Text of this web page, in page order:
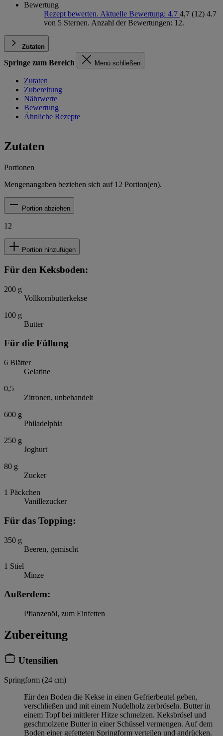
Bewertung
Rezept bewerten. Aktuelle Bewertung: 4.7 4,7 (12) 4.7
von 5 Sternen. Anzahl der Bewertungen: 12.
Zutaten
Springe zum Bereich Menü schließen
Zutaten
Zubereitung
Nährwerte
Bewertung
Ähnliche Rezepte
Zutaten
Portionen
Mengenangaben beziehen sich auf 12 Portion(en).
Portion abziehen
12
Portion hinzufügen
Für den Keksboden:
200 g
Vollkornbutterkekse
100 g
Butter
Für die Füllung
6 Blätter
Gelatine
0,5
Zitronen, unbehandelt
600 g
Philadelphia
250 g
Joghurt
80 g
Zucker
1 Päckchen
Vanillezucker
Für das Topping:
350 g
Beeren, gemischt
1 Stiel
Minze
Außerdem:
Pflanzenöl, zum Einfetten
Zubereitung
Utensilien
Springform (24 cm)
Für den Boden die Kekse in einen Gefrierbeutel geben,
verschließen und mit einem Nudelholz zerbröseln. Butter in
einem Topf bei mittlerer Hitze schmelzen. Keksbrösel und
geschmolzene Butter in einer Schüssel vermengen. Auf dem
Boden einer gefetteten Springform verteilen und andrücken.